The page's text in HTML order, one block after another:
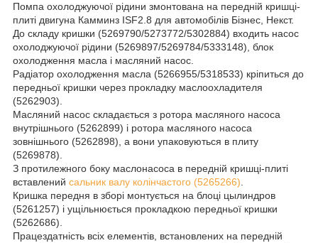
Помпа охолоджуючої рідини змонтована на передній кришці-
плиті двигуна Камминз ISF2.8 для автомобілів Бізнес, Некст.
До складу кришки (5269790/5273772/5302884) входить насос
охолоджуючої рідини (5269897/5269784/5333148), блок
охолодження масла і масляний насос.
Радіатор охолодження масла (5266955/5318533) кріпиться до
передньої кришки через прокладку маслоохладителя
(5262903).
Масляний насос складається з ротора масляного насоса
внутрішнього (5262899) і ротора масляного насоса
зовнішнього (5262898), а вони упаковуються в плиту
(5269878).
З протилежного боку маслонасоса в передній кришці-плиті
вставлений сальник валу колінчастого (5265266).
Кришка передня в зборі монтується на блоці цылиндров
(5261257) і ущільнюється прокладкою передньої кришки
(5262686).
Працездатність всіх елементів, встановлених на передній